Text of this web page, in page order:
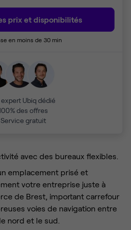
prix et disponibilités
en moins de 30 min
expert Ubiq dédié
des offres
Service gratuit
avec des bureaux flexibles.
emplacement prisé et
votre entreprise juste à
de Brest, important carrefour
voies de navigation entre
nord et le sud.